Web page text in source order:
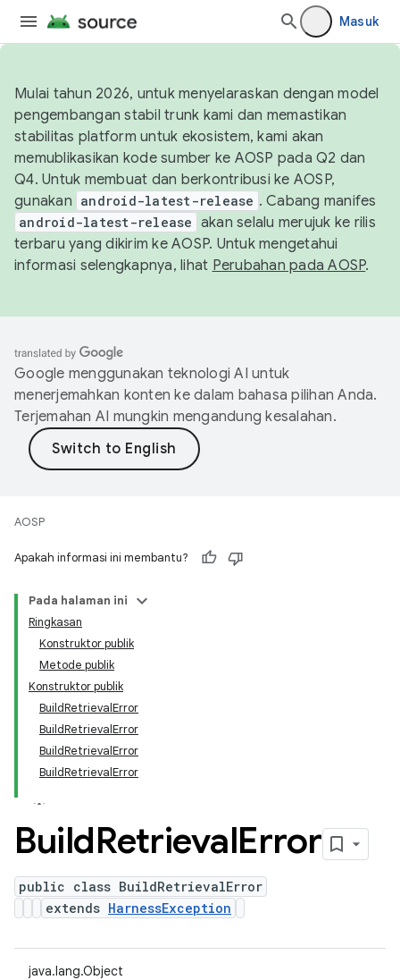
Masuk
Mulai tahun 2026, untuk menyelaraskan dengan model
pengembangan stabil trunk kami dan memastikan
stabilitas platform untuk ekosistem, kami akan
memublikasikan kode sumber ke AOSP pada Q2 dan
Q4. Untuk membuat dan berkontribusi ke AOSP,
gunakan android-latest-release . Cabang manifes
android-latest-release akan selalu merujuk ke rilis
terbaru yang dikirim ke AOSP. Untuk mengetahui
informasi selengkapnya, lihat Perubahan pada AOSP.
Google menggunakan teknologi AI untuk
menerjemahkan konten ke dalam bahasa pilihan Anda.
Terjemahan AI mungkin mengandung kesalahan.
AOSP
Apakah informasi ini membantu?
Pada halaman ini
Ringkasan
Konstruktor publik
Metode publik
Konstruktor publik
BuildRetrievalError
BuildRetrievalError
BuildRetrievalError
BuildRetrievalError
BuildRetrievalError
public class BuildRetrievalError
extends HarnessException
java.lang.Object